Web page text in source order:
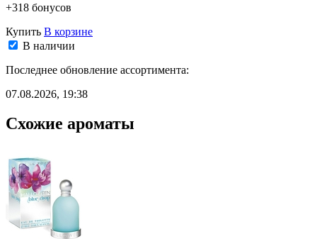
+318 бонусов
Купить В корзине
В наличии
Последнее обновление ассортимента:
07.08.2026, 19:38
Схожие ароматы